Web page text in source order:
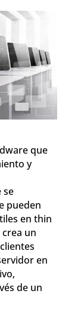
que
y
se
pueden
en thin
un
en
de un